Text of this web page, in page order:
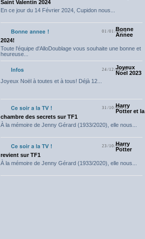
Saint Valentin 2024
En ce jour du 14 Février 2024, Cupidon nous...
01/01/2024
Bonne
Annee
2024!
Toute l'équipe d'AlloDoublage vous souhaite une bonne et
heureuse...
24/12/2023
Joyeux
Noel 2023
Joyeux Noël à toutes et à tous! Déjà 12...
31/10/2023
Harry
Potter et la
chambre des secrets sur TF1
À la mémoire de Jenny Gérard (1933/2020), elle nous...
23/10/2023
Harry
Potter
revient sur TF1
À la mémoire de Jenny Gérard (1933/2020), elle nous...